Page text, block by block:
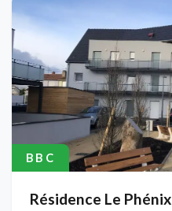
BBC
Résidence Le Phénix